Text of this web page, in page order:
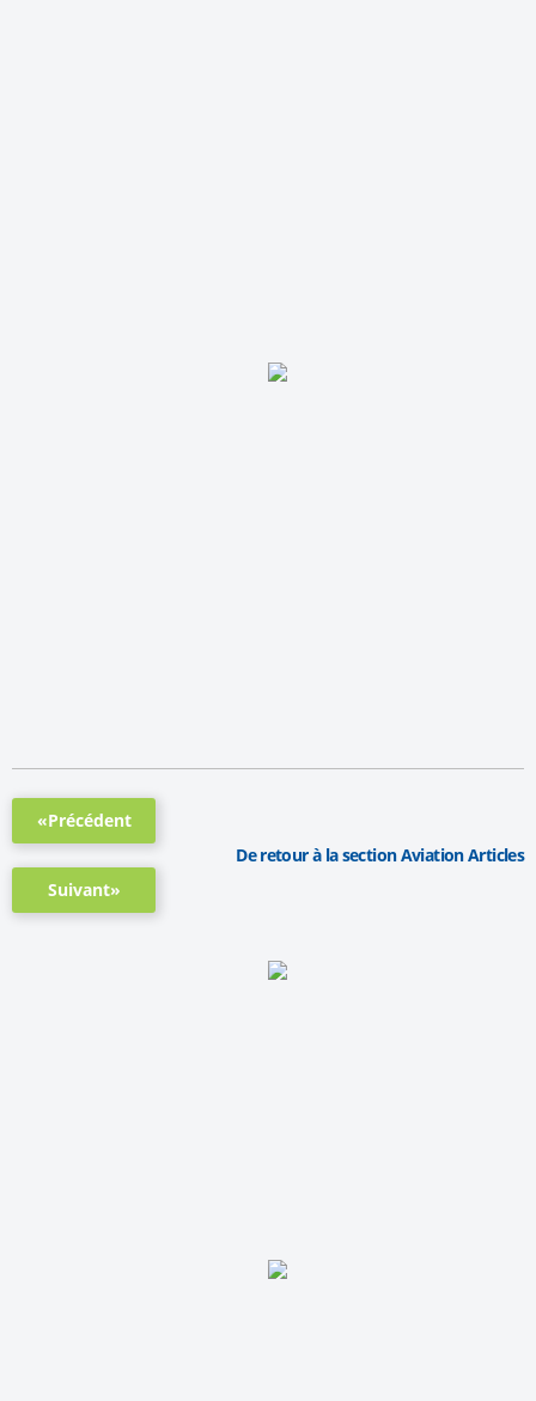
«Précédent
Suivant»
De retour à la section Aviation Articles